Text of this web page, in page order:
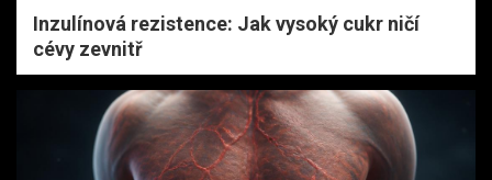
Inzulínová rezistence: Jak vysoký cukr ničí
cévy zevnitř